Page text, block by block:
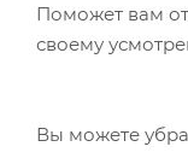
стоимость
Поможет вам
своему
Вы можете